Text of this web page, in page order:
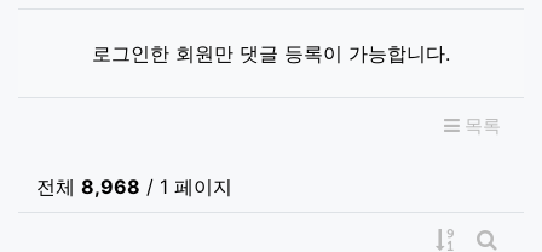
로그인한 회원만 댓글 등록이 가능합니다.
목록
전체 8,968 / 1 페이지
게시물 정